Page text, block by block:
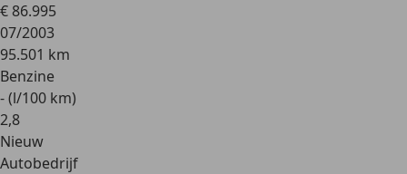
€ 86.995
07/2003
95.501 km
Benzine
- (l/100 km)
2,8
Nieuw
Autobedrijf